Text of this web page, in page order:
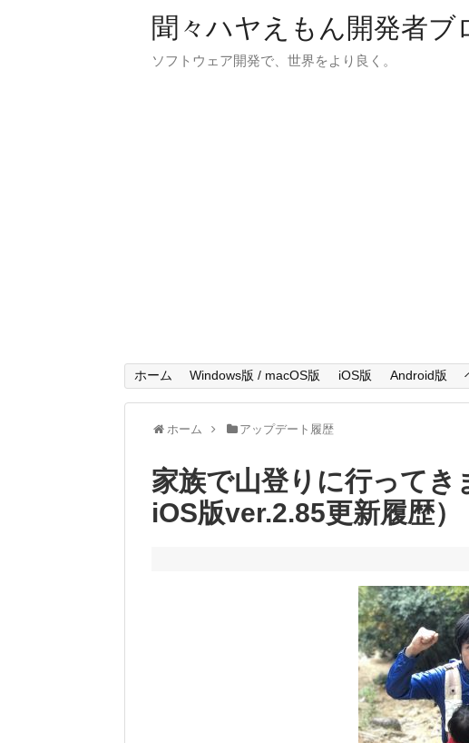
聞々ハヤえもん開発者ブ
ソフトウェア開発で、世界をより良く。
ホーム Windows版 / macOS版 iOS版 Android版
ホーム アップデート履歴
家族で山登りに行ってき
iOS版ver.2.85更新履歴）